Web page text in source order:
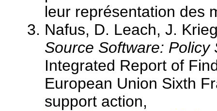
leur représentation des
Nafus, D. Leach, J.
Source Software: Policy
Integrated Report of
European Union Sixth
support action,